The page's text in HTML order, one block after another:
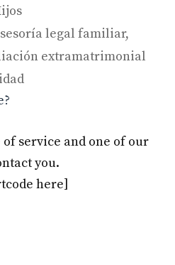
legal familiar,
extramatrimonial
service and one of our
you.
here]